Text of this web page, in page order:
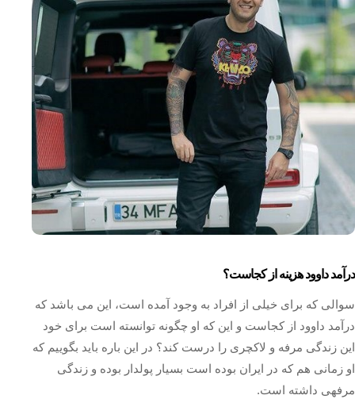
درآمد داوود هزینه از کجاست؟
سوالی که برای خیلی از افراد به وجود آمده است، این می باشد که
درآمد داوود از کجاست و این که او چگونه توانسته است برای خود
این زندگی مرفه و لاکچری را درست کند؟ در این باره باید بگوییم که
او زمانی هم که در ایران بوده است بسیار پولدار بوده و زندگی
مرفهی داشته است.